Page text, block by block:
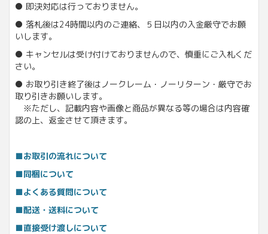
● 即決対応は行っておりません。
● 落札後は24時間以内のご連絡、５日以内の入金厳守でお願
いします。
● キャンセルは受け付けておりませんので、慎重にご入札くだ
さい。
● お取り引き終了後はノークレーム・ノーリターン・厳守でお
取り引きお願いします。
※ただし、記載内容や画像と商品が異なる等の場合は内容確
認の上、返金させて頂きます。
■お取引の流れについて
■同梱について
■よくある質問について
■配送・送料について
■直接受け渡しについて